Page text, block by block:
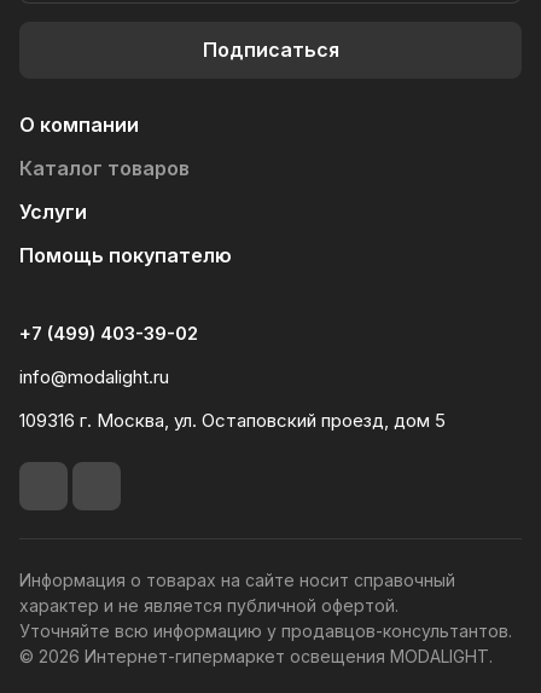
Подписаться
О компании
Каталог товаров
Услуги
Помощь покупателю
+7 (499) 403-39-02
info@modalight.ru
109316 г. Москва, ул. Остаповский проезд, дом 5
Информация о товарах на сайте носит справочный
характер и не является публичной офертой.
Уточняйте всю информацию у продавцов-консультантов.
© 2026 Интернет-гипермаркет освещения MODALIGHT.